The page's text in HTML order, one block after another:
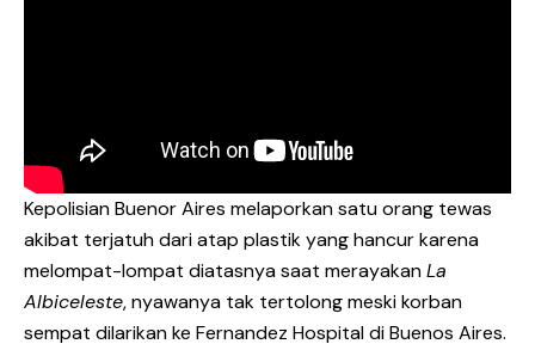
Kepolisian Buenor Aires melaporkan satu orang tewas
akibat terjatuh dari atap plastik yang hancur karena
melompat-lompat diatasnya saat merayakanLa
Albiceleste, nyawanya tak tertolong meski korban
sempat dilarikan ke Fernandez Hospital di Buenos Aires.